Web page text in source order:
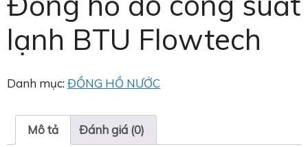
lạnh BTU Flowtech
Danh mục:ĐỒNG HỒ NƯỚC
Mô tả Đánh giá (0)